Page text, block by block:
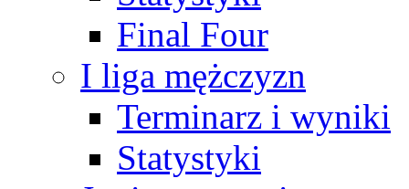
Final Four
I liga mężczyzn
Terminarz i wyniki
Statystyki